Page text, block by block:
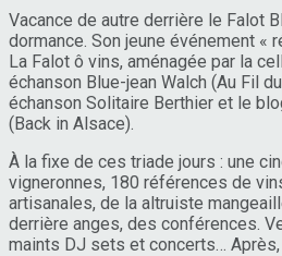
Vacance de autre derrière le Falot
dormance. Son jeune événement «
La Falot ô vins, aménagée par la
échanson Blue-jean Walch (Au Fil
échanson Solitaire Berthier et le
(Back in Alsace).
À la fixe de ces triade jours : une
vigneronnes, 180 références de
artisanales, de la altruiste
derrière anges, des conférences.
maints DJ sets et concerts… Après,